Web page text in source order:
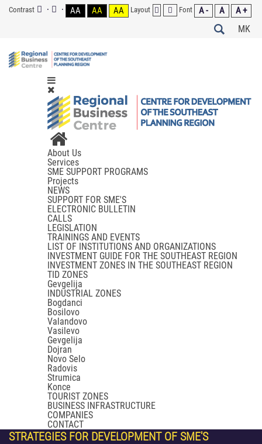
Contrast AA AA AA Layout Font A - A A +
MK
About Us
Services
SME SUPPORT PROGRAMS
Projects
NEWS
SUPPORT FOR SME'S
ELECTRONIC BULLETIN
CALLS
LEGISLATION
TRAININGS AND EVENTS
LIST OF INSTITUTIONS AND ORGANIZATIONS
INVESTMENT GUIDE FOR THE SOUTHEAST REGION
INVESTMENT ZONES IN THE SOUTHEAST REGION
TID ZONES
Gevgelija
INDUSTRIAL ZONES
Bogdanci
Bosilovo
Valandovo
Vasilevo
Gevgelija
Dojran
Novo Selo
Radovis
Strumica
Konce
TOURIST ZONES
BUSINESS INFRASTRUCTURE
COMPANIES
CONTACT
STRATEGIESFOR DEVELOPMENT OF SME'S